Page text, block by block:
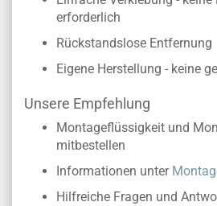
erforderlich
Rückstandslose Entfernung
Eigene Herstellung - keine
Unsere Empfehlung
Montageflüssigkeit und
mitbestellen
Informationen unter
Hilfreiche Fragen und